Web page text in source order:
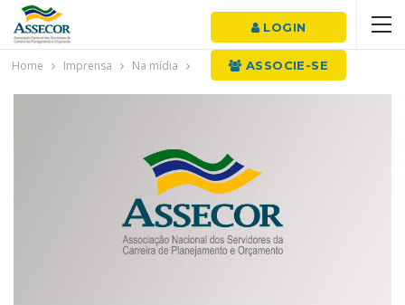
LOGIN
ASSOCIE-SE
Home Imprensa Na mídia